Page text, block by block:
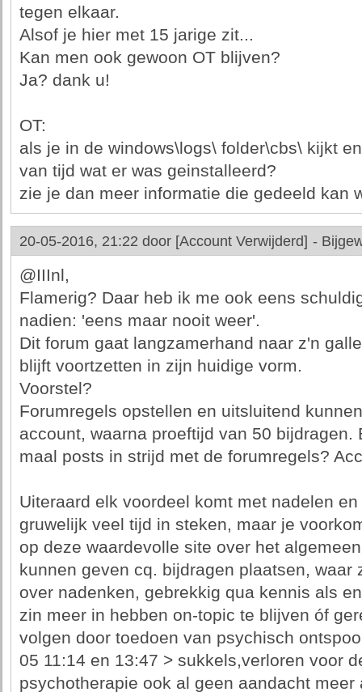
tegen elkaar.
Alsof je hier met 15 jarige zit...
Kan men ook gewoon OT blijven?
Ja? dank u!
OT:
als je in de windows\logs\ folder\cbs\ kijkt
van tijd wat er was geinstalleerd?
zie je dan meer informatie die gedeeld kan
20-05-2016, 21:22 door [Account Verwijderd] -
@IIInl,
Flamerig? Daar heb ik me ook eens
nadien: 'eens maar nooit weer'.
Dit forum gaat langzamerhand naar z'n
blijft voortzetten in zijn huidige vorm.
Voorstel?
Forumregels opstellen en uitsluitend
account, waarna proeftijd van 50 bijdragen.
maal posts in strijd met de forumregels?
Uiteraard elk voordeel komt met nadelen
gruwelijk veel tijd in steken, maar je
op deze waardevolle site over het
kunnen geven cq. bijdragen plaatsen, waar
over nadenken, gebrekkig qua kennis als
zin meer in hebben on-topic te blijven óf
volgen door toedoen van psychisch
05 11:14 en 13:47 > sukkels,verloren voor
psychotherapie ook al geen aandacht